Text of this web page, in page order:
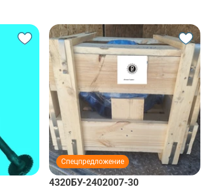
Спецпредложение
4320БУ-2402007-30